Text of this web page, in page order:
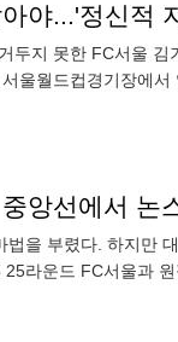
야...'정신적
두지 못한 FC서울
울월드컵경기장에
앙선에서 논
법을 부렸다. 하지만
라운드 FC서울과